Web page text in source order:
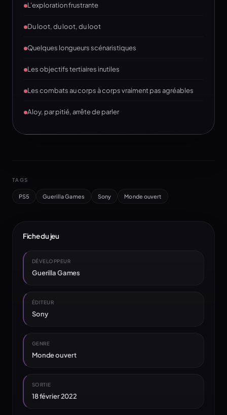
L'exploration frustrante
Du loot, du loot, du loot
Quelques longueurs scénaristiques
Les objectifs tertiaires inutiles
Les combats au corps à corps vraiment pas agréables
Aloy, par pitié, arrête de parler
TAGS
PS5 Guerilla Games Sony Monde ouvert
Fiche du jeu
DÉVELOPPEUR
Guerilla Games
ÉDITEUR
Sony
GENRE
Monde ouvert
SORTIE
18 février 2022